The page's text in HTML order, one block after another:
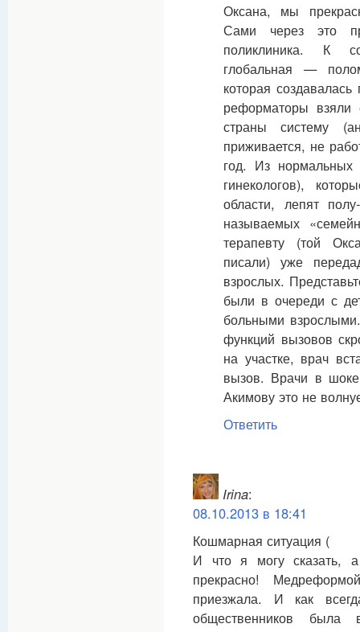
Оксана, мы
Сами через это
поликлиника. К
глобальная —
которая
реформаторы
страны систему
приживается, не
год. Из нормальных
гинекологов),
области, лепят
называемых
терапевту (той
писали) уже
взрослых.
были в очереди с
больными
функций вызовов
на участке, врач
вызов. Врачи в
Акимову это не
Ответить
Irina:
08.10.2013 в 18:41
Кошмарная ситуация (
И что я могу сказать,
прекрасно!
приезжала. И как
общественников